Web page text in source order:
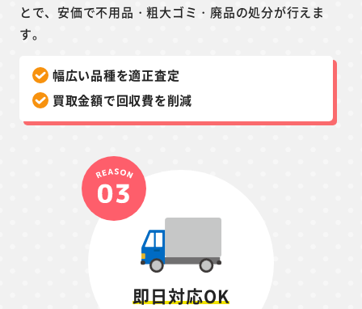
とで、安価で不用品・粗大ゴミ・廃品の処分が行えま
す。
幅広い品種を適正査定
買取金額で回収費を削減
即日対応OK